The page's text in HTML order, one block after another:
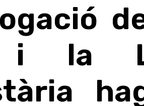
i la